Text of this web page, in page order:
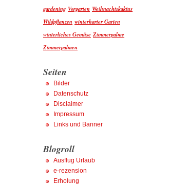
gardening Vorgarten Weihnachtskaktus
Wildpflanzen winterharter Garten
winterliches Gemüse Zimmerpalme
Zimmerpalmen
Seiten
Bilder
Datenschutz
Disclaimer
Impressum
Links und Banner
Blogroll
Ausflug Urlaub
e-rezension
Erholung